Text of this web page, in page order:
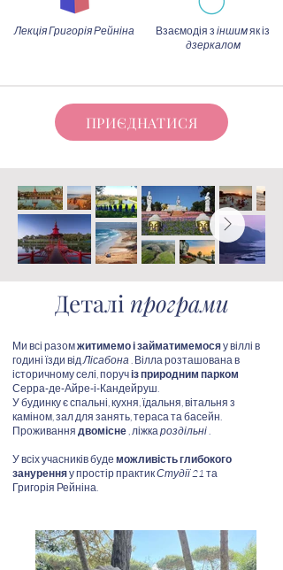
Лекція Григорія Рейніна Взаємодія з іншимяк із
дзеркалом
ПРИЄДНАТИСЯ
Деталі програми
Ми всі разомжитимемо і займатимемосяу віллі в
годині їзди відЛісабона. Вілла розташована в
історичному селі, поручіз природним парком
Серра-де-Айре-і-Кандейруш.
У будинку є спальні, кухня, їдальня, вітальня з
каміном, зал для занять, тераса та басейн.
Проживання двомісне, ліжкароздільні.
У всіх учасників буде можливість глибокого
зануренняу простір практикСтудії 21 та
Григорія Рейніна.